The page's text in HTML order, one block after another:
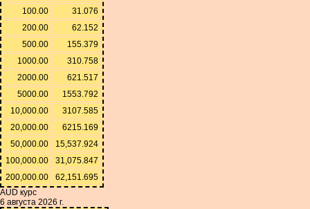
100.00
31.076
200.00
62.152
500.00
155.379
1000.00
310.758
2000.00
621.517
5000.00
1553.792
10,000.00
3107.585
20,000.00
6215.169
50,000.00
15,537.924
100,000.00
31,075.847
200,000.00
62,151.695
AUD курс
6 августа 2026 г.